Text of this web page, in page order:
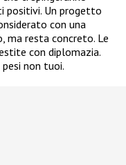
positivi. Un progetto
con una
ma resta concreto. Le
con diplomazia.
non tuoi.